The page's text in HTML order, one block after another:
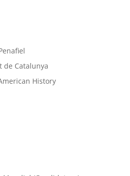
de Catalunya
History